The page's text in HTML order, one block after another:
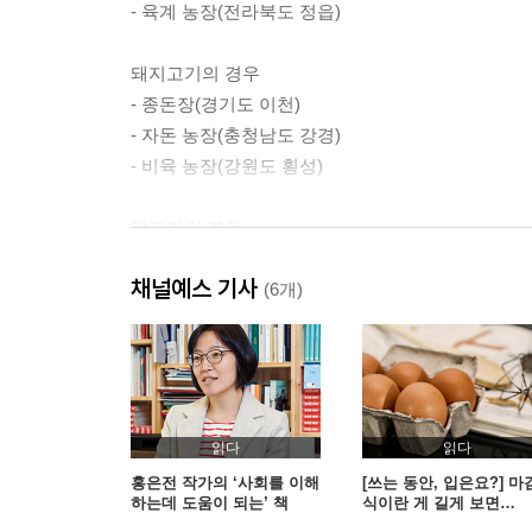
- 육계 농장(전라북도 정읍)
돼지고기의 경우
- 종돈장(경기도 이천)
- 자돈 농장(충청남도 강경)
- 비육 농장(강원도 횡성)
개고기의 경우
- 두 번째 개 농장(충청남도 금산)
마무리하며
- 붉은 돌담 앞에서
채널예스 기사 (6개)
읽다
홍은전 작가의 ‘사회를 이해
하는데 도움이 되는’ 책
읽다
[쓰는 동안, 입은요?] 마
식이란 게 길게 보면…